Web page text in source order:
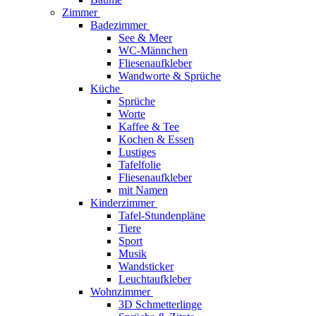
Zimmer
Badezimmer
See & Meer
WC-Männchen
Fliesenaufkleber
Wandworte & Sprüche
Küche
Sprüche
Worte
Kaffee & Tee
Kochen & Essen
Lustiges
Tafelfolie
Fliesenaufkleber
mit Namen
Kinderzimmer
Tafel-Stundenpläne
Tiere
Sport
Musik
Wandsticker
Leuchtaufkleber
Wohnzimmer
3D Schmetterlinge